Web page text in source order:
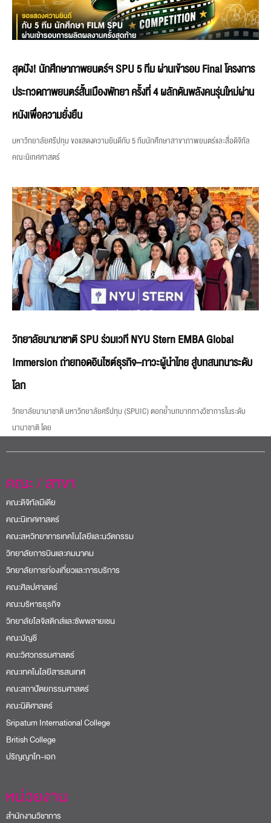
สุดปัง! นักศึกษาภาพยนตร์ฯ SPU 5 ทีม ผ่านเข้ารอบ Final โครงการ
ประกวดภาพยนตร์สั้นเมืองพัทยา ครั้งที่ 4 ผลักดันพลังคนรุ่นใหม่ผ่าน
หนังเพื่อความยั่งยืน
มหาวิทยาลัยศรีปทุม ขอแสดงความยินดีกับ 5 ทีมนักศึกษาสาขาภาพยนตร์และสื่อดิจิทัล
คณะนิเทศศาสตร์
วิทยาลัยนานาชาติ SPU ร่วมเวที NYU Stern EMBA Global
Immersion ถ่ายทอดอินไซต์ธุรกิจ–ภาวะผู้นำไทย สู่บทสนทนาระดับ
โลก
วิทยาลัยนานาชาติ มหาวิทยาลัยศรีปทุม (SPUIC) ตอกย้ำบทบาททางวิชาการในระดับ
นานาชาติ โดย
คณะ / สาขา
คณะดิจิทัลมีเดีย
คณะนิเทศศาสตร์
คณะสหวิทยาการเทคโนโลยีและนวัตกรรม
วิทยาลัยการบินและคมนาคม
วิทยาลัยการท่องเที่ยวและการบริการ
คณะศิลปศาสตร์
คณะบริหารธุรกิจ
วิทยาลัยโลจิสติกส์และซัพพลายเชน
คณะบัญชี
คณะวิศวกรรมศาสตร์
คณะเทคโนโลยีสารสนเทศ
คณะสถาปัตยกรรมศาสตร์
คณะนิติศาสตร์
Sripatum International College
British College
ปริญญาโท-เอก
หน่วยงาน
สำนักงานวิชาการ